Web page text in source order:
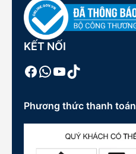
KẾT NỐI
Facebook
WhatsApp
Youtube
TikTok
Phương thức thanh toán